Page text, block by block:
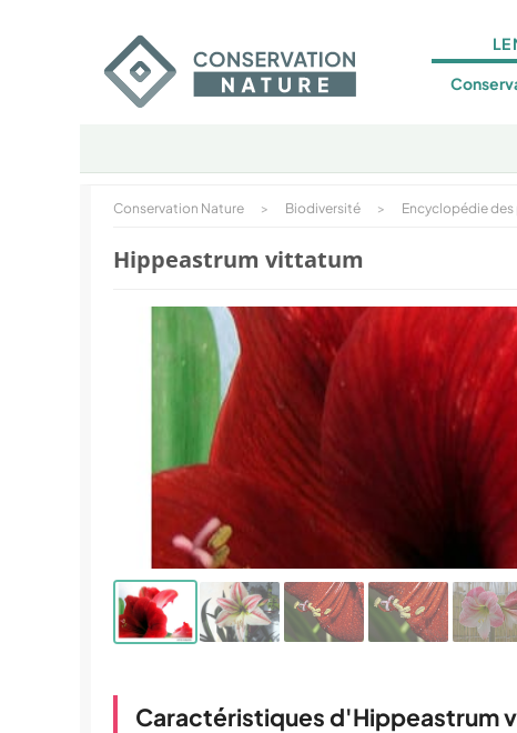
LE
Conservation Nature > Biodiversité > Encyclopédie
Hippeastrum vittatum
Caractéristiques d'Hippeastrum